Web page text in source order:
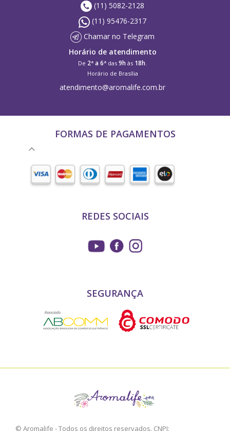
(11) 5082-2128
(11) 95476-2317
Chamar no Telegram
Horário de atendimento
De 2ª a 6ª das 9h às 18h.
Horário de Brasília
atendimento@aromalife.com.br
FORMAS DE PAGAMENTOS
REDES SOCIAIS
SEGURANÇA
© Aromalife - Todos os direitos reservados. CNPJ: